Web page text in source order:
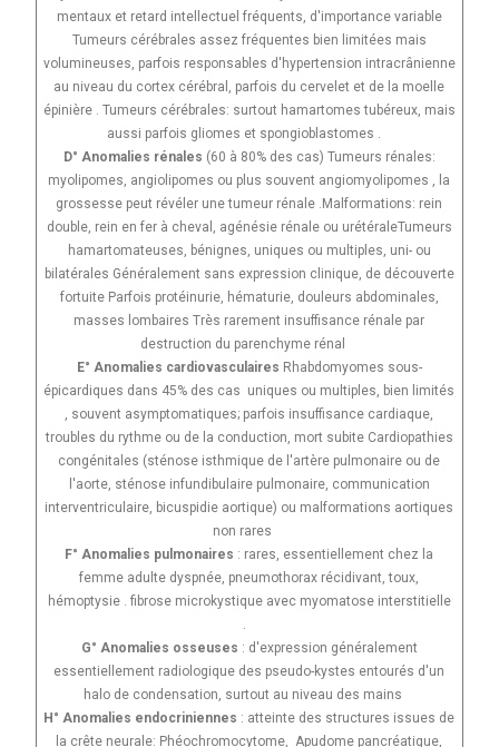
mentaux et retard intellectuel fréquents, d'importance variable
Tumeurs cérébrales assez fréquentes bien limitées mais
volumineuses, parfois responsables d'hypertension intracrânienne
au niveau du cortex cérébral, parfois du cervelet et de la moelle
épinière . Tumeurs cérébrales: surtout hamartomes tubéreux, mais
aussi parfois gliomes et spongioblastomes .
D° Anomalies rénales (60 à 80% des cas) Tumeurs rénales:
myolipomes, angiolipomes ou plus souvent angiomyolipomes , la
grossesse peut révéler une tumeur rénale .Malformations: rein
double, rein en fer à cheval, agénésie rénale ou urétéraleTumeurs
hamartomateuses, bénignes, uniques ou multiples, uni- ou
bilatérales Généralement sans expression clinique, de découverte
fortuite Parfois protéinurie, hématurie, douleurs abdominales,
masses lombaires Très rarement insuffisance rénale par
destruction du parenchyme rénal
E° Anomalies cardiovasculaires Rhabdomyomes sous-
épicardiques dans 45% des cas uniques ou multiples, bien limités
, souvent asymptomatiques; parfois insuffisance cardiaque,
troubles du rythme ou de la conduction, mort subite Cardiopathies
congénitales (sténose isthmique de l'artère pulmonaire ou de
l'aorte, sténose infundibulaire pulmonaire, communication
interventriculaire, bicuspidie aortique) ou malformations aortiques
non rares
F° Anomalies pulmonaires : rares, essentiellement chez la
femme adulte dyspnée, pneumothorax récidivant, toux,
hémoptysie . fibrose microkystique avec myomatose interstitielle
G° Anomalies osseuses : d'expression généralement
essentiellement radiologique des pseudo-kystes entourés d'un
halo de condensation, surtout au niveau des mains
H° Anomalies endocriniennes : atteinte des structures issues de
la crête neurale: Phéochromocytome, Apudome pancréatique,